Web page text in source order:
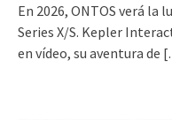
En 2026, ONTOS verá la
Series X/S. Kepler
en vídeo, su aventura de